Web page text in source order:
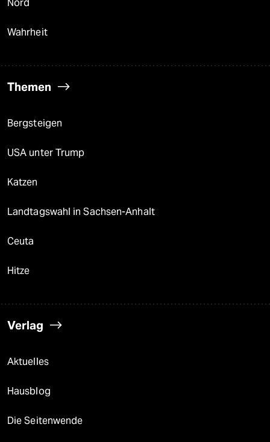
Nord
Wahrheit
Themen
Bergsteigen
USA unter Trump
Katzen
Landtagswahl in Sachsen-Anhalt
Ceuta
Hitze
Verlag
Aktuelles
Hausblog
Die Seitenwende